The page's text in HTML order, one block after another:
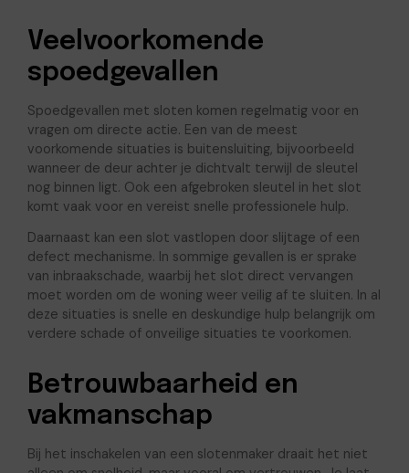
Veelvoorkomende
spoedgevallen
Spoedgevallen met sloten komen regelmatig voor en
vragen om directe actie. Een van de meest
voorkomende situaties is buitensluiting, bijvoorbeeld
wanneer de deur achter je dichtvalt terwijl de sleutel
nog binnen ligt. Ook een afgebroken sleutel in het slot
komt vaak voor en vereist snelle professionele hulp.
Daarnaast kan een slot vastlopen door slijtage of een
defect mechanisme. In sommige gevallen is er sprake
van inbraakschade, waarbij het slot direct vervangen
moet worden om de woning weer veilig af te sluiten. In al
deze situaties is snelle en deskundige hulp belangrijk om
verdere schade of onveilige situaties te voorkomen.
Betrouwbaarheid en
vakmanschap
Bij het inschakelen van een slotenmaker draait het niet